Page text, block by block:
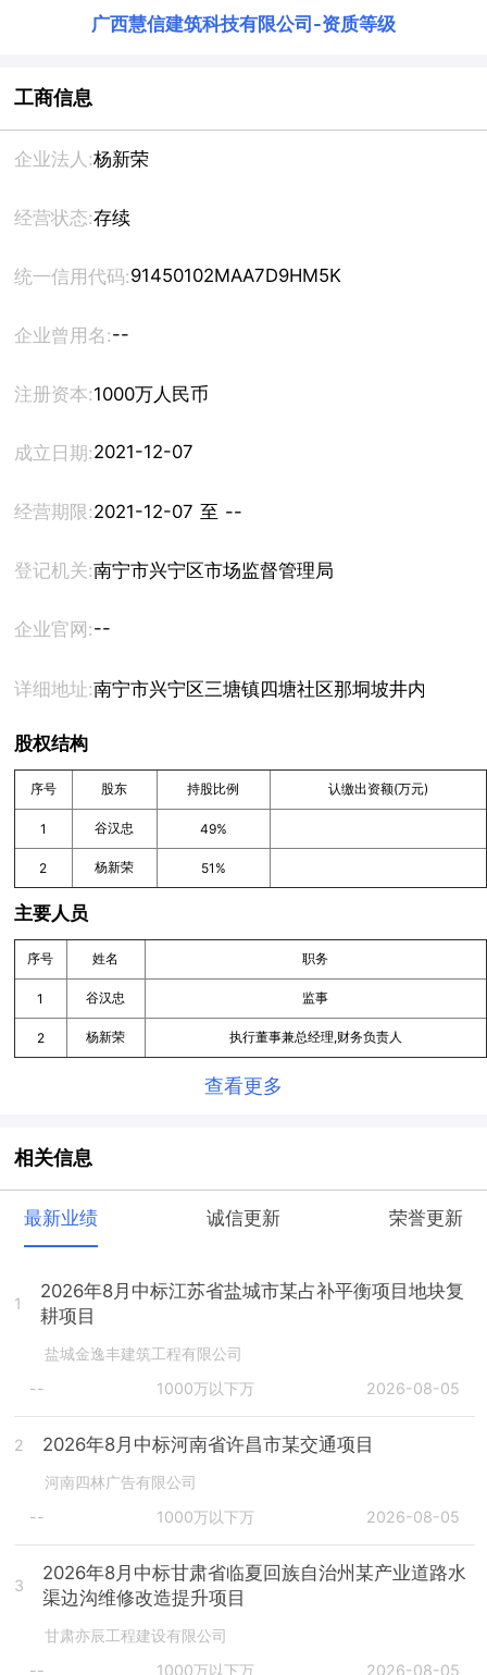
广西慧信建筑科技有限公司 -资质等级
工商信息
企业法人:杨新荣
经营状态:存续
统一信用代码:91450102MAA7D9HM5K
企业曾用名:--
注册资本:1000万人民币
成立日期:2021-12-07
经营期限: 2021-12-07 至 --
登记机关:南宁市兴宁区市场监督管理局
企业官网:--
详细地址:南宁市兴宁区三塘镇四塘社区那垌坡井内岭
股权结构
序号 股东 持股比例 认缴出资额(万元)
1 谷汉忠 49%
2 杨新荣 51%
主要人员
序号 姓名 职务
1 谷汉忠 监事
2 杨新荣 执行董事兼总经理,财务负责人
查看更多
相关信息
最新业绩 诚信更新 荣誉更新
1
2026年8月中标江苏省盐城市某占补平衡项目地块复
耕项目
盐城金逸丰建筑工程有限公司
--
1000万以下万 2026-08-05
2 2026年8月中标河南省许昌市某交通项目
河南四林广告有限公司
--
1000万以下万 2026-08-05
3
2026年8月中标甘肃省临夏回族自治州某产业道路水
渠边沟维修改造提升项目
甘肃亦辰工程建设有限公司
--
1000万以下万 2026-08-05